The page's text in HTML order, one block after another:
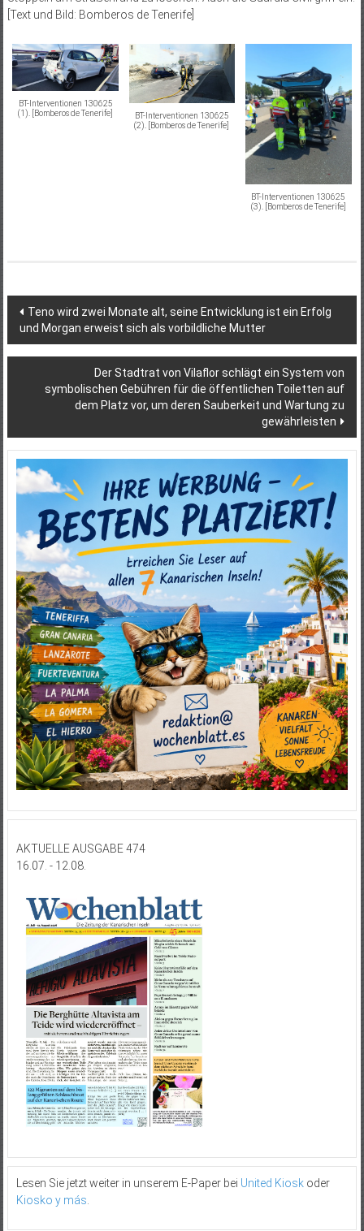
[Text und Bild: Bomberos de Tenerife]
BT-Interventionen 130625
(1). [Bomberos de Tenerife]
BT-Interventionen 130625
(2). [Bomberos de Tenerife]
BT-Interventionen 130625
(3). [Bomberos de Tenerife]
Beitragsnavigation
Teno wird zwei Monate alt, seine Entwicklung ist ein Erfolg
und Morgan erweist sich als vorbildliche Mutter
Der Stadtrat von Vilaflor schlägt ein System von
symbolischen Gebühren für die öffentlichen Toiletten auf
dem Platz vor, um deren Sauberkeit und Wartung zu
gewährleisten
AKTUELLE AUSGABE 474
16.07. - 12.08.
Lesen Sie jetzt weiter in unserem E-Paper bei United Kioskoder
Kiosko y más